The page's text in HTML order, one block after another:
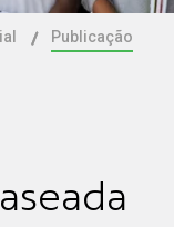
Publicação